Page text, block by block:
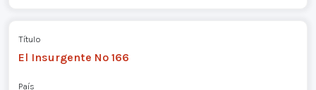
Título
El Insurgente Nº 166
País